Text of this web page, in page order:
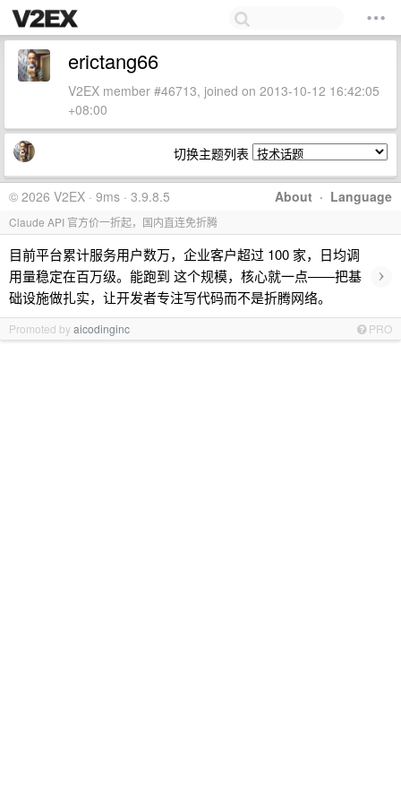
erictang66
V2EX member #46713, joined on 2013-10-12 16:42:05
+08:00
切换主题列表
About · Language
© 2026 V2EX · 9ms · 3.9.8.5
Claude API 官方价一折起，国内直连免折腾
目前平台累计服务用户数万，企业客户超过 100 家，日均调
用量稳定在百万级。能跑到 这个规模，核心就一点——把基
础设施做扎实，让开发者专注写代码而不是折腾网络。
›
Promoted byaicodinginc PRO